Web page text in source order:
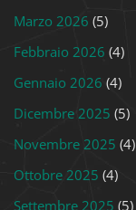
Marzo 2026 (5)
Febbraio 2026 (4)
Gennaio 2026 (4)
Dicembre 2025 (5)
Novembre 2025 (4)
Ottobre 2025 (4)
Settembre 2025 (5)